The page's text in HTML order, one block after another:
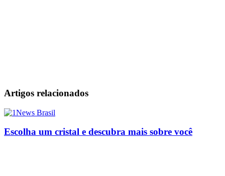
Artigos relacionados
Escolha um cristal e descubra mais sobre você